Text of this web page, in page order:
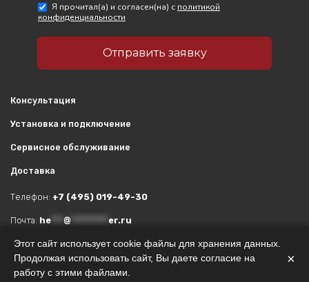
Консультация
Установка и подключение
Сервисное обслуживание
Доставка
Телефон: +7 (495) 019-49-30
Почта: he @ er.ru
Адрес:Москва, ул. Вильгельма Пика, 11
© 2026 Ампер. Все права защищены.
Этот сайт использует cookie файлы для хранения данных.
Продолжая использовать сайт, Вы даете согласие на
работу с этими файлами.
×